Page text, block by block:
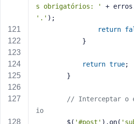
s obrigatórios: '
+
'.' );
return
            }
return true;
        }
// Interceptar o
io
        $(
'#post' ).on(